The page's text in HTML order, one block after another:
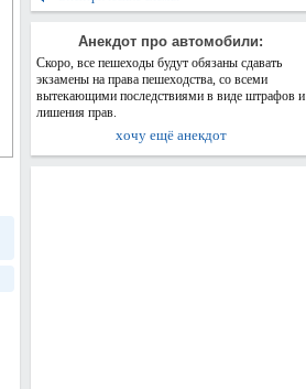
Анекдот про автомобили:
Скоро, все пешеходы будут обязаны сдавать
экзамены на права пешеходства, со всеми
вытекающими последствиями в виде штрафов и
лишения прав.
хочу ещё анекдот